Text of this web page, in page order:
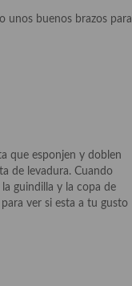
unos buenos brazos para
que esponjen y doblen
de levadura. Cuando
guindilla y la copa de
ver si esta a tu gusto